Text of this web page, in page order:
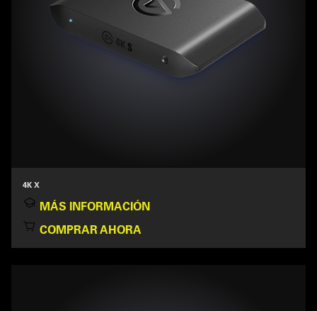
4K X
MÁS INFORMACIÓN
COMPRAR AHORA